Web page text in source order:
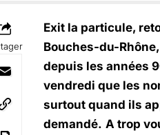
Exit la particule,
Bouches-du-
depuis les années
vendredi que les
surtout quand ils
demandé. A trop